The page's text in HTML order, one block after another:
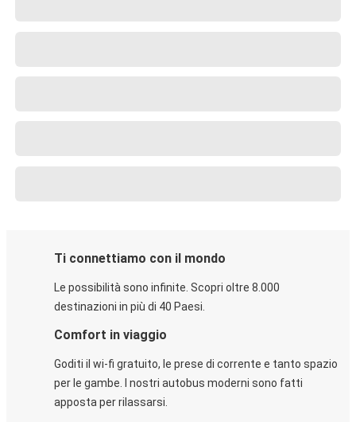
Ti connettiamo con il mondo
Le possibilità sono infinite. Scopri oltre 8.000
destinazioni in più di 40 Paesi.
Comfort in viaggio
Goditi il wi-fi gratuito, le prese di corrente e tanto spazio
per le gambe. I nostri autobus moderni sono fatti
apposta per rilassarsi.